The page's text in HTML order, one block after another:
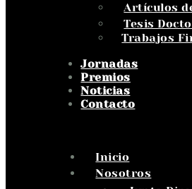
Artículos
Tesis
Trabajos
Jornadas
Premios
Noticias
Contacto
Inicio
Nosotros